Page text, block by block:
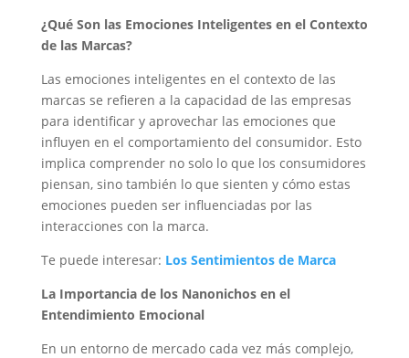
¿Qué Son las Emociones Inteligentes en el Contexto
de las Marcas?
Las emociones inteligentes en el contexto de las
marcas se refieren a la capacidad de las empresas
para identificar y aprovechar las emociones que
influyen en el comportamiento del consumidor. Esto
implica comprender no solo lo que los consumidores
piensan, sino también lo que sienten y cómo estas
emociones pueden ser influenciadas por las
interacciones con la marca.
Te puede interesar: Los Sentimientos de Marca
La Importancia de los Nanonichos en el
Entendimiento Emocional
En un entorno de mercado cada vez más complejo,